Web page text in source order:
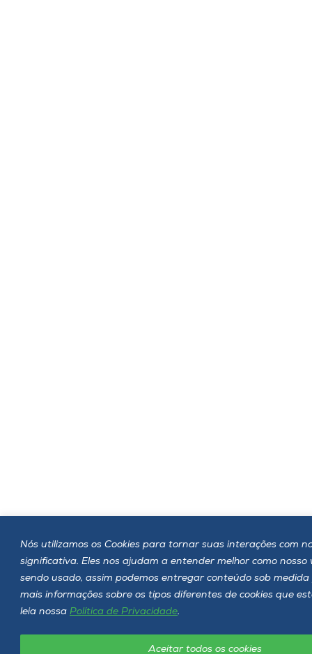
Nós utilizamos os Cookies para tornar suas interações com
significativa. Eles nos ajudam a entender melhor como nosso
sendo usado, assim podemos entregar conteúdo sob
mais informações sobre os tipos diferentes de cookies que
leia nossa Política de Privacidade.
Aceitar todos os cookies